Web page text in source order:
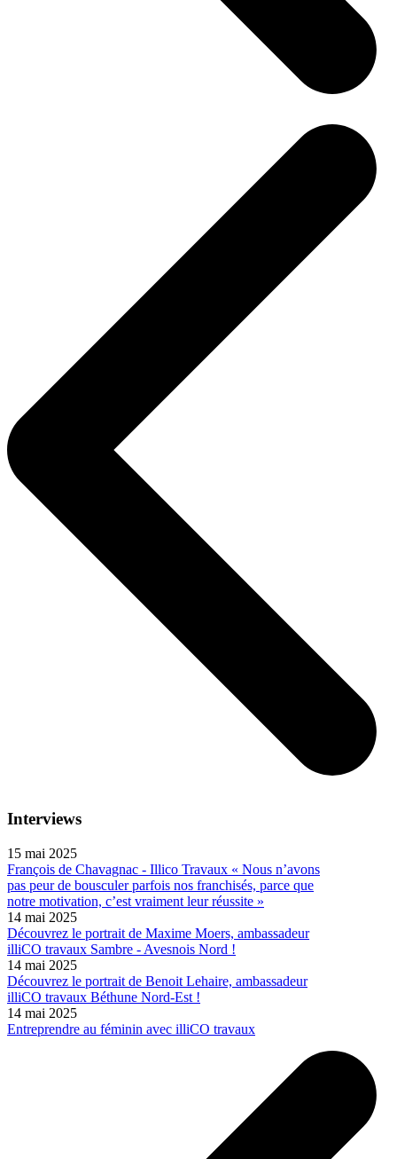
Interviews
15 mai 2025
François de Chavagnac - Illico Travaux « Nous n’avons
pas peur de bousculer parfois nos franchisés, parce que
notre motivation, c’est vraiment leur réussite »
14 mai 2025
Découvrez le portrait de Maxime Moers, ambassadeur
illiCO travaux Sambre - Avesnois Nord !
14 mai 2025
Découvrez le portrait de Benoit Lehaire, ambassadeur
illiCO travaux Béthune Nord-Est !
14 mai 2025
Entreprendre au féminin avec illiCO travaux